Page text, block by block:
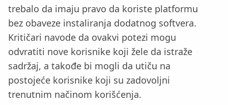
trebalo da imaju pravo da koriste platformu
bez obaveze instaliranja dodatnog softvera.
Kritičari navode da ovakvi potezi mogu
odvratiti nove korisnike koji žele da istraže
sadržaj, a takođe bi mogli da utiču na
postojeće korisnike koji su zadovoljni
trenutnim načinom korišćenja.